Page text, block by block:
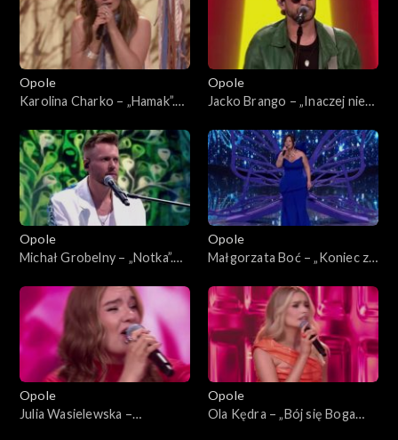
Opole
Karolina Charko – „Hamak”.
Opole
Jacko Brango – „Inaczej nie
„Debiuty”
Opole
Michał Grobelny – „Notka”.
Opole
Małgorzata Boć – „Koniec z
„Debiuty”
Opole
Julia Wasielewska –
Opole
Ola Kędra – „Bój się Boga